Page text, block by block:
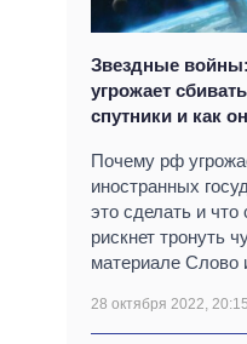
Звездные
угрожает
спутники и как
Почему рф
иностранных
это сделать и что
рискнет тронуть
материале Слово
28 октября 2022, 20:15